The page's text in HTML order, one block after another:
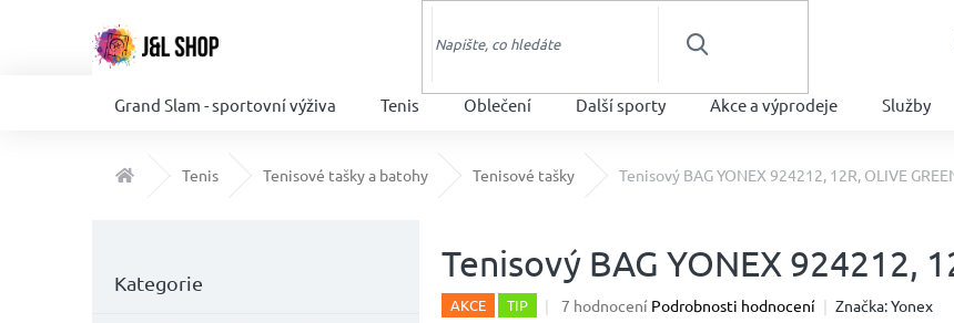
HLEDAT
Grand Slam - sportovní výživa Tenis Oblečení Další sporty Akce a výprodeje Služby
Domů Tenis Tenisové tašky a batohy Tenisové tašky Tenisový BAG YONEX 924212, 12R, OLIVE
kategorie
Kategorie Tenisový BAG YONEX 924212,
AKCE TIP
Průměrné
7 hodnocení Podrobnosti hodnocení Značka:Yonex